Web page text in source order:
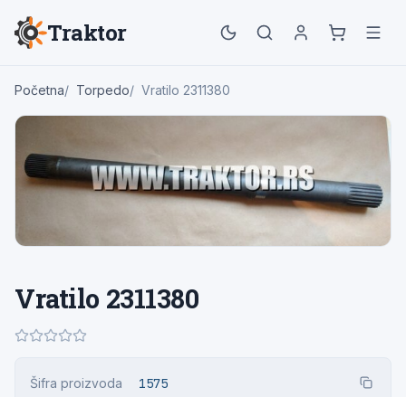
Traktor
Početna Torpedo Vratilo 2311380
Vratilo 2311380
Šifra proizvoda 1575